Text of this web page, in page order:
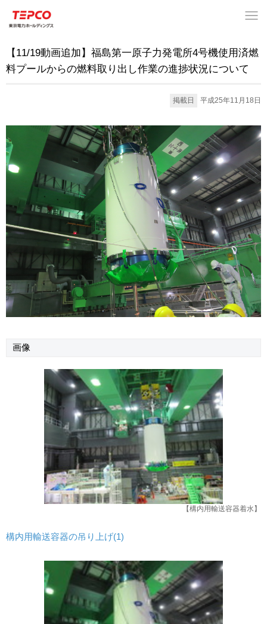
【11/19動画追加】福島第一原子力発電所4号機使用済燃
料プールからの燃料取り出し作業の進捗状況について
掲載日 平成25年11月18日
画像
【構内用輸送容器着水】
構内用輸送容器の吊り上げ(1)